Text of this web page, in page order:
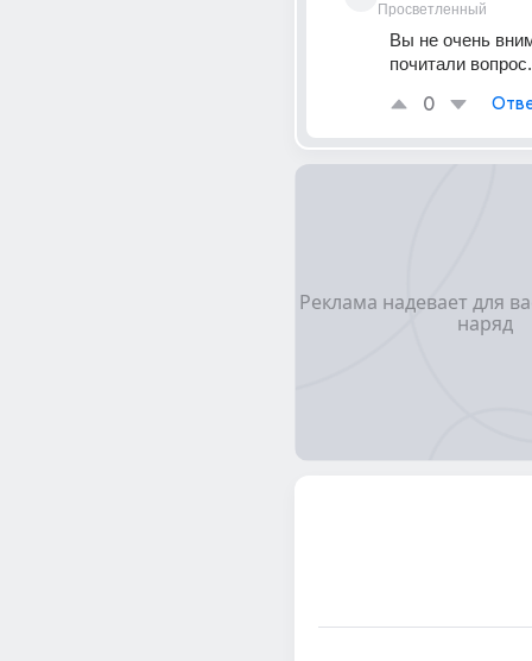
Просветленный
Вы не очень
почитали вопрос.
0